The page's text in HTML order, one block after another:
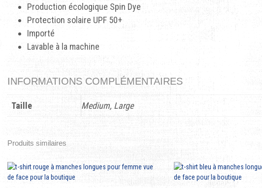
Production écologique Spin Dye
Protection solaire UPF 50+
Importé
Lavable à la machine
INFORMATIONS COMPLÉMENTAIRES
Taille Medium, Large
Produits similaires